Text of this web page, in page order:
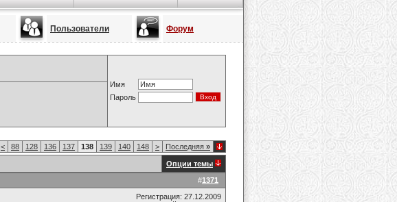
Пользователи Форум
Имя
Пароль
< 88 128 136 137 138 139 140 148 > Последняя »
Опции темы
#1371
Регистрация: 27.12.2009